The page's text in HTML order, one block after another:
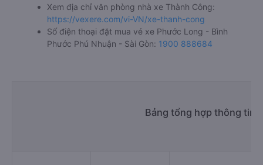
Xem địa chỉ văn phòng nhà xe Thành Công:
https://vexere.com/vi-VN/xe-thanh-cong
Số điện thoại đặt mua vé xe Phước Long - Bình
Phước Phú Nhuận - Sài Gòn: 1900 888684
Bảng tổng hợp thông tin